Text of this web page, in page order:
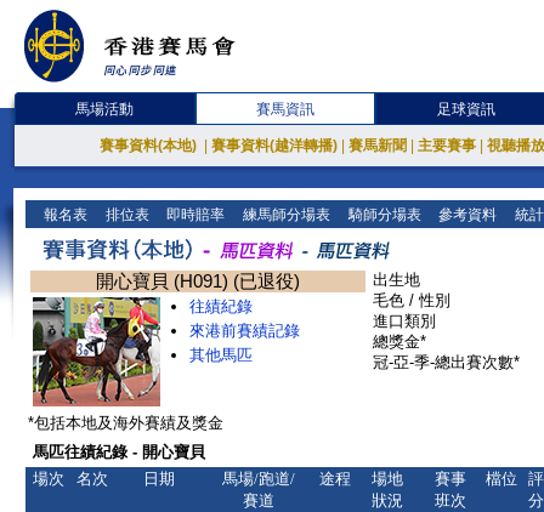
馬場活動 賽馬資訊 足球資訊
賽事資料(本地) 賽事資料(越洋轉播) 賽馬新聞 主要賽事 視聽播
報名表 排位表 即時賠率 練馬師分場表 騎師分場表 參考資料 統
開心寶貝 (H091) (已退役)
往績紀錄
來港前賽績記錄
其他馬匹
出生地
毛色 / 性別
進口類別
總獎金*
冠-亞-季-總出賽次數*
*包括本地及海外賽績及獎金
馬匹往績紀錄 - 開心寶貝
場次
名次 日期
馬場/跑道/
賽道
途程
場地
狀況
賽事
班次
檔位
評
分